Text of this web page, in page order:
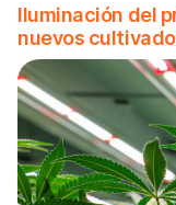
Iluminación del
nuevos